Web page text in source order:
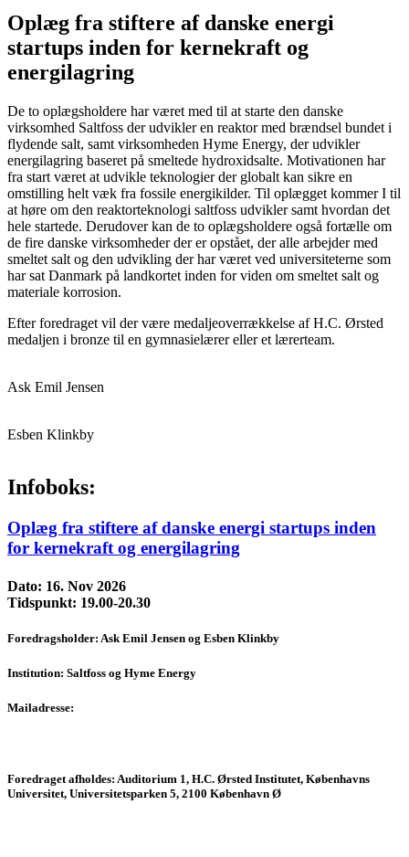
Oplæg fra stiftere af danske energi
startups inden for kernekraft og
energilagring
De to oplægsholdere har været med til at starte den danske
virksomhed Saltfoss der udvikler en reaktor med brændsel bundet i
flydende salt, samt virksomheden Hyme Energy, der udvikler
energilagring baseret på smeltede hydroxidsalte. Motivationen har
fra start været at udvikle teknologier der globalt kan sikre en
omstilling helt væk fra fossile energikilder. Til oplægget kommer I til
at høre om den reaktorteknologi saltfoss udvikler samt hvordan det
hele startede. Derudover kan de to oplægsholdere også fortælle om
de fire danske virksomheder der er opstået, der alle arbejder med
smeltet salt og den udvikling der har været ved universiteterne som
har sat Danmark på landkortet inden for viden om smeltet salt og
materiale korrosion.
Efter foredraget vil der være medaljeoverrækkelse af H.C. Ørsted
medaljen i bronze til en gymnasielærer eller et lærerteam.
Ask Emil Jensen
Esben Klinkby
Infoboks:
Oplæg fra stiftere af danske energi startups inden
for kernekraft og energilagring
Dato: 16. Nov 2026
Tidspunkt: 19.00-20.30
Foredragsholder: Ask Emil Jensen og Esben Klinkby
Institution: Saltfoss og Hyme Energy
Mailadresse:
Foredraget afholdes: Auditorium 1, H.C. Ørsted Institutet, Københavns
Universitet, Universitetsparken 5, 2100 København Ø